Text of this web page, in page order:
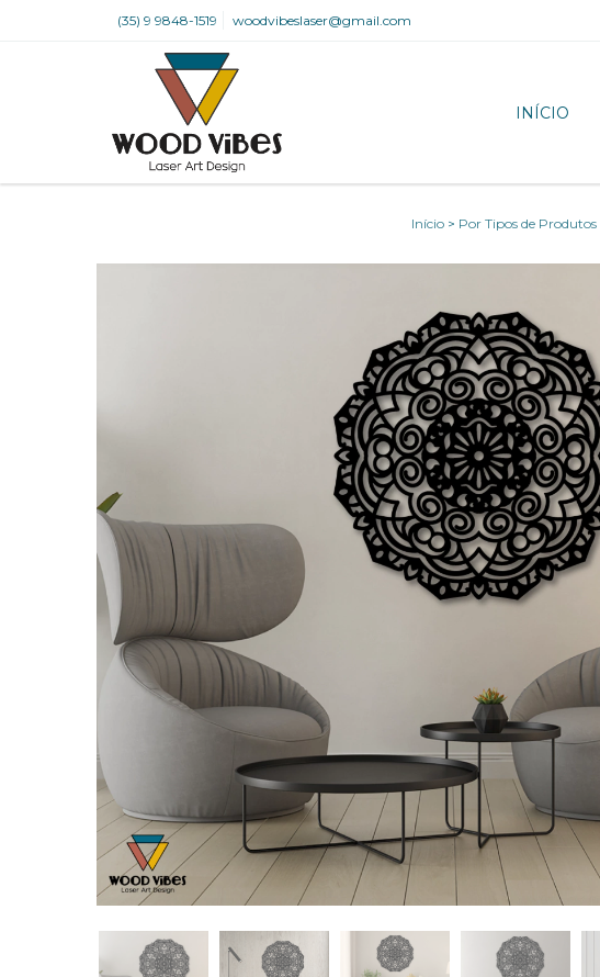
(35) 9 9848-1519 woodvibeslaser@gmail.com
INÍCIO
Início > Por Tipos de Produtos